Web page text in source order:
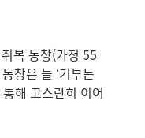
복 동창(가정 55
창은 늘 ‘기부는
해 고스란히 이어